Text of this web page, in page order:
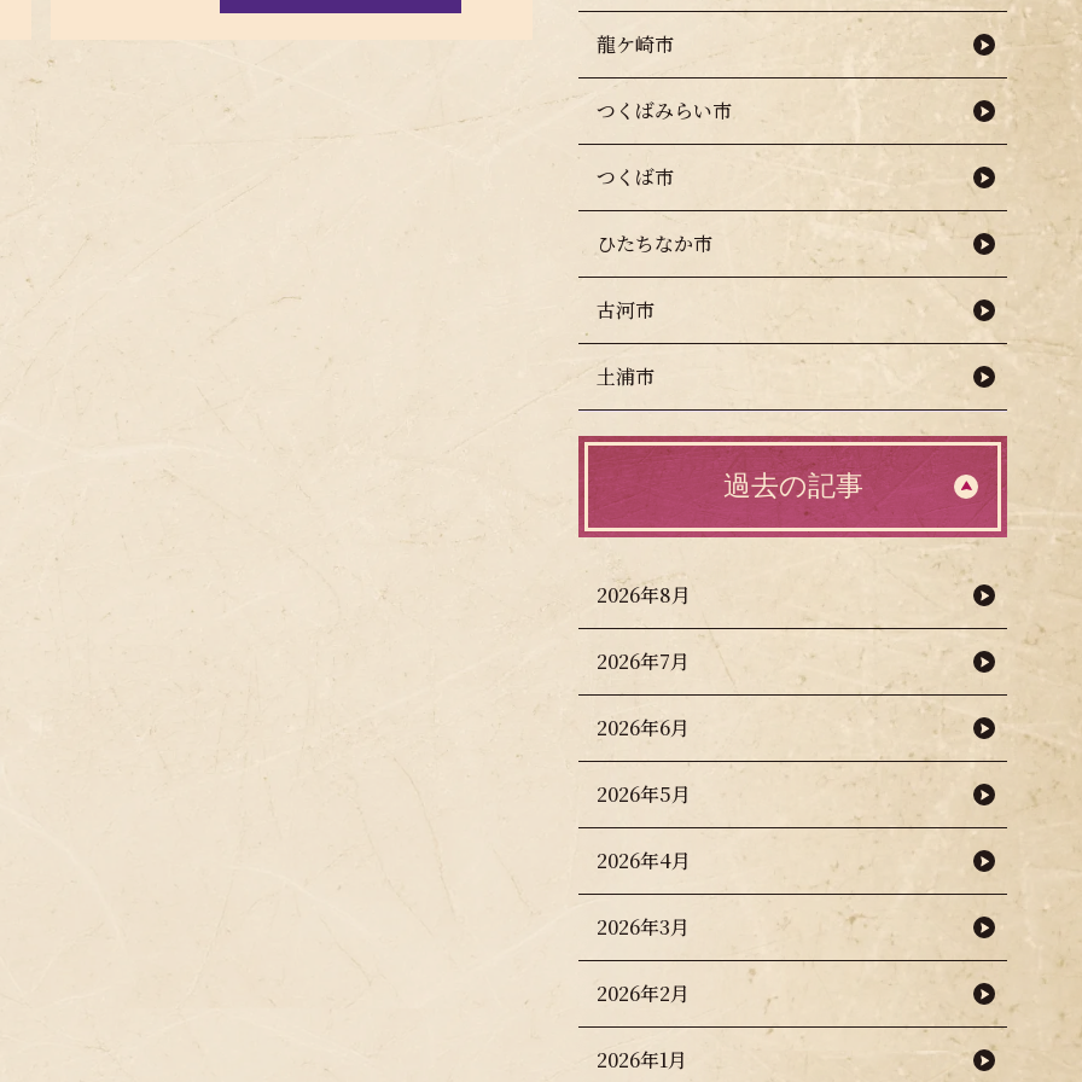
龍ケ崎市
つくばみらい市
つくば市
ひたちなか市
古河市
土浦市
過去の記事
2026年8月
2026年7月
2026年6月
2026年5月
2026年4月
2026年3月
2026年2月
2026年1月